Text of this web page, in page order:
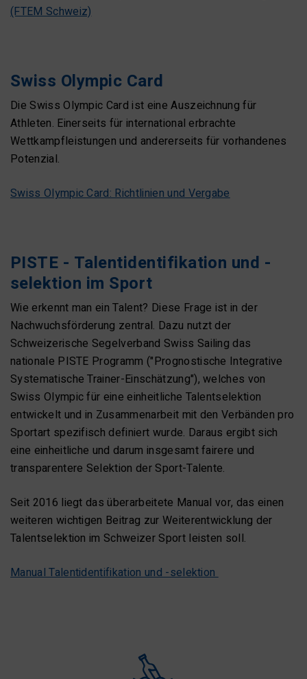
(FTEM Schweiz)
Swiss Olympic Card
Die Swiss Olympic Card ist eine Auszeichnung für
Athleten. Einerseits für international erbrachte
Wettkampfleistungen und andererseits für vorhandenes
Potenzial.
Swiss Olympic Card: Richtlinien und Vergabe
PISTE - Talentidentifikation und -
selektion im Sport
Wie erkennt man ein Talent? Diese Frage ist in der
Nachwuchsförderung zentral. Dazu nutzt der
Schweizerische Segelverband Swiss Sailing das
nationale PISTE Programm ("Prognostische Integrative
Systematische Trainer-Einschätzung"), welches von
Swiss Olympic für eine einheitliche Talentselektion
entwickelt und in Zusammenarbeit mit den Verbänden pro
Sportart spezifisch definiert wurde. Daraus ergibt sich
eine einheitliche und darum insgesamt fairere und
transparentere Selektion der Sport-Talente.
Seit 2016 liegt das überarbeitete Manual vor, das einen
weiteren wichtigen Beitrag zur Weiterentwicklung der
Talentselektion im Schweizer Sport leisten soll.
Manual Talentidentifikation und -selektion